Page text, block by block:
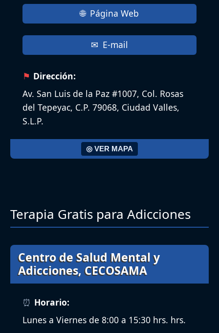
Página Web
E-mail
Dirección:
Av. San Luis de la Paz #1007, Col. Rosas
del Tepeyac, C.P. 79068, Ciudad Valles,
S.L.P.
◎ VER MAPA
Terapia Gratis para Adicciones
Centro de Salud Mental y
Adicciones, CECOSAMA
Horario:
Lunes a Viernes de 8:00 a 15:30 hrs. hrs.